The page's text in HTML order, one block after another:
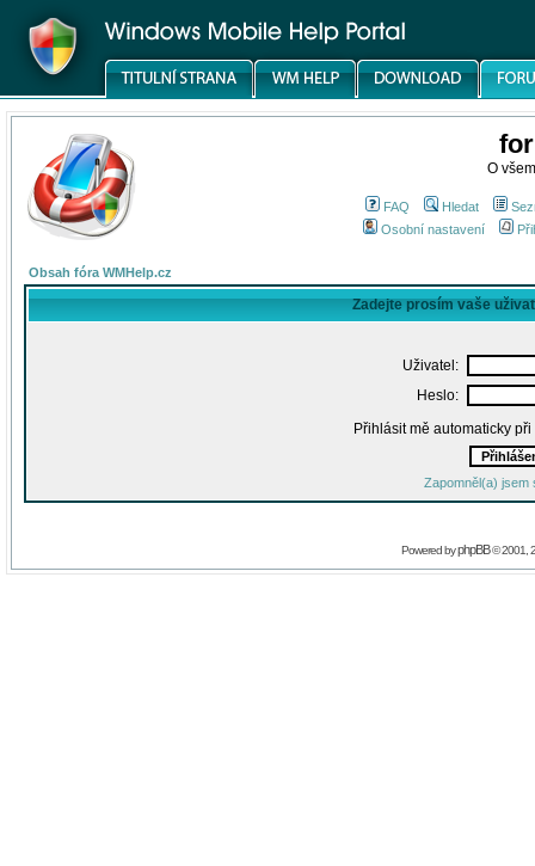
O
FAQ Hledat
Osobní nastavení
Obsah fóra WMHelp.cz
Zadejte prosím vaše
Uživatel:
Heslo:
Přihlásit mě automaticky
Zapomněl(a) jsem
Powered byphpBB© 2001,